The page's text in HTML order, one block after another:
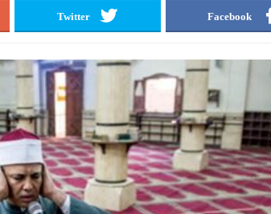
Facebook
Twitter